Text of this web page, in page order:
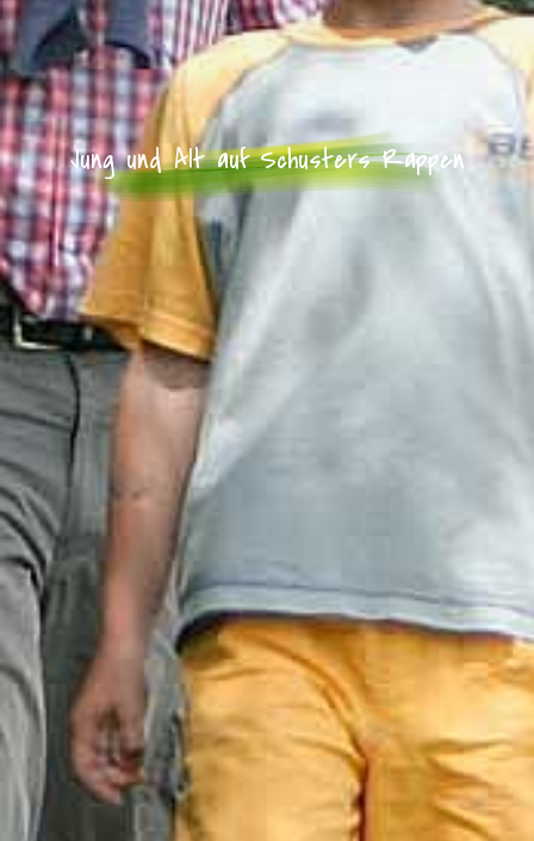
Jung und Alt auf Schusters Rappen